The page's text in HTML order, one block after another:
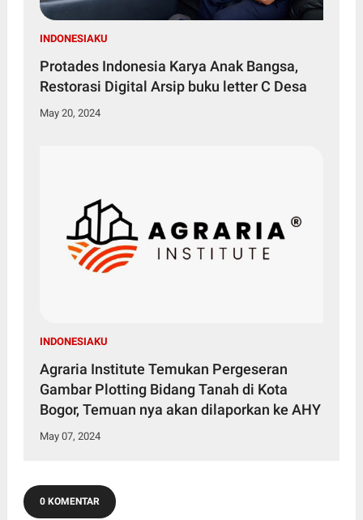
INDONESIAKU
Protades Indonesia Karya Anak Bangsa,
Restorasi Digital Arsip buku letter C Desa
May 20, 2024
INDONESIAKU
Agraria Institute Temukan Pergeseran
Gambar Plotting Bidang Tanah di Kota
Bogor, Temuan nya akan dilaporkan ke AHY
May 07, 2024
0 KOMENTAR